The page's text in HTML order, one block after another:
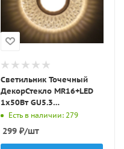
Светильник Точечный
ДекорСтекло MR16+LED
1х50Вт GU5.3
Прозрачный D115х25мм
IP20 K1649 LBT
Есть в наличии: 279
299 ₽/шт